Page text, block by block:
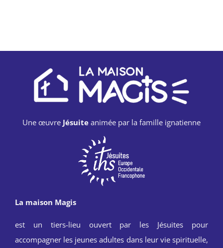
Une œuvre Jésuite animée par la famille ignatienne
La maison Magis
est un tiers-lieu ouvert par les Jésuites pour
accompagner les jeunes adultes dans leur vie spirituelle,